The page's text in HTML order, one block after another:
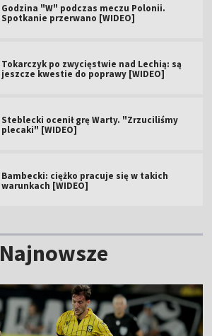
Godzina "W" podczas meczu Polonii.
Spotkanie przerwano [WIDEO]
Tokarczyk po zwycięstwie nad Lechią: są
jeszcze kwestie do poprawy [WIDEO]
Steblecki ocenił grę Warty. "Zrzuciliśmy
plecaki" [WIDEO]
Bambecki: ciężko pracuje się w takich
warunkach [WIDEO]
Najnowsze